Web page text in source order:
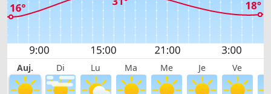
Auj. Di Lu Ma Me Je Ve